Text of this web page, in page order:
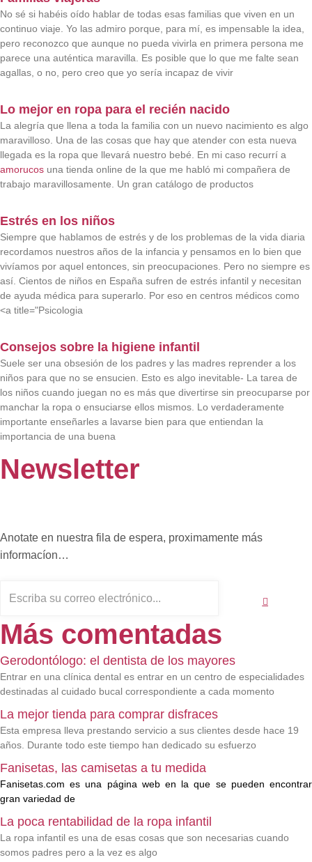
No sé si habéis oído hablar de todas esas familias que viven en un
continuo viaje. Yo las admiro porque, para mí, es impensable la idea,
pero reconozco que aunque no pueda vivirla en primera persona me
parece una auténtica maravilla. Es posible que lo que me falte sean
agallas, o no, pero creo que yo sería incapaz de vivir
Lo mejor en ropa para el recién nacido
La alegría que llena a toda la familia con un nuevo nacimiento es algo
maravilloso. Una de las cosas que hay que atender con esta nueva
llegada es la ropa que llevará nuestro bebé. En mi caso recurrí a
amorucos una tienda online de la que me habló mi compañera de
trabajo maravillosamente. Un gran catálogo de productos
Estrés en los niños
Siempre que hablamos de estrés y de los problemas de la vida diaria
recordamos nuestros años de la infancia y pensamos en lo bien que
vivíamos por aquel entonces, sin preocupaciones. Pero no siempre es
así. Cientos de niños en España sufren de estrés infantil y necesitan
de ayuda médica para superarlo. Por eso en centros médicos como
<a title="Psicologia
Consejos sobre la higiene infantil
Suele ser una obsesión de los padres y las madres reprender a los
niños para que no se ensucien. Esto es algo inevitable- La tarea de
los niños cuando juegan no es más que divertirse sin preocuparse por
manchar la ropa o ensuciarse ellos mismos. Lo verdaderamente
importante enseñarles a lavarse bien para que entiendan la
importancia de una buena
Newsletter
Anotate en nuestra fila de espera, proximamente más
informacíon…
YOUR
Más comentadas
Gerodontólogo: el dentista de los mayores
Entrar en una clínica dental es entrar en un centro de especialidades
destinadas al cuidado bucal correspondiente a cada momento
La mejor tienda para comprar disfraces
Esta empresa lleva prestando servicio a sus clientes desde hace 19
años. Durante todo este tiempo han dedicado su esfuerzo
Fanisetas, las camisetas a tu medida
Fanisetas.com es una página web en la que se pueden encontrar
gran variedad de
La poca rentabilidad de la ropa infantil
La ropa infantil es una de esas cosas que son necesarias cuando
somos padres pero a la vez es algo